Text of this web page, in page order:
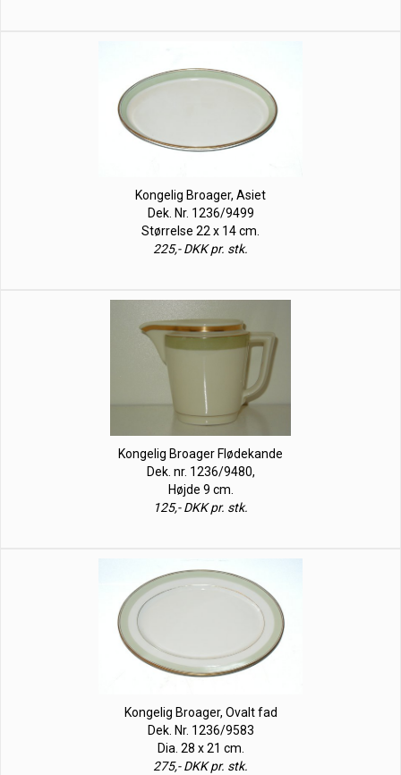
Kongelig Broager, Asiet
Dek. Nr. 1236/9499
Størrelse 22 x 14 cm.
225,- DKK pr. stk.
Kongelig Broager Flødekande
Dek. nr. 1236/9480,
Højde 9 cm.
125,- DKK pr. stk.
Kongelig Broager, Ovalt fad
Dek. Nr. 1236/9583
Dia. 28 x 21 cm.
275,- DKK pr. stk.